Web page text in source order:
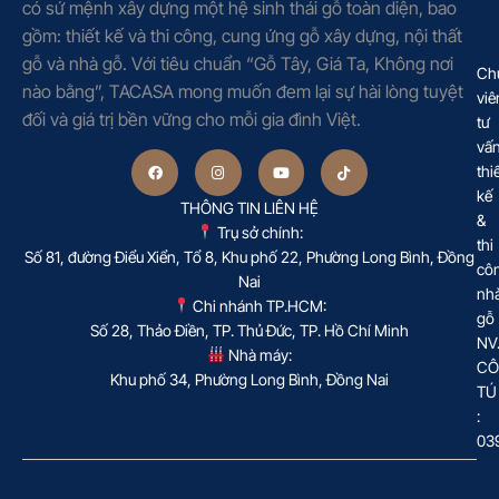
có sứ mệnh xây dựng một hệ sinh thái gỗ toàn diện, bao
gồm: thiết kế và thi công, cung ứng gỗ xây dựng, nội thất
gỗ và nhà gỗ. Với tiêu chuẩn “Gỗ Tây, Giá Ta, Không nơi
nào bằng”, TACASA mong muốn đem lại sự hài lòng tuyệt
đối và giá trị bền vững cho mỗi gia đình Việt.
THÔNG TIN LIÊN HỆ
Trụ sở chính:
Số 81, đường Điểu Xiển, Tổ 8, Khu phố 22, Phường Long Bình, Đồng
Nai
Chi nhánh TP.HCM:
Số 28, Thảo Điền, TP. Thủ Đức, TP. Hồ Chí Minh
Nhà máy:
Khu phố 34, Phường Long Bình, Đồng Nai
tư
kế
&
thi
gỗ
NV.
TÚ
: